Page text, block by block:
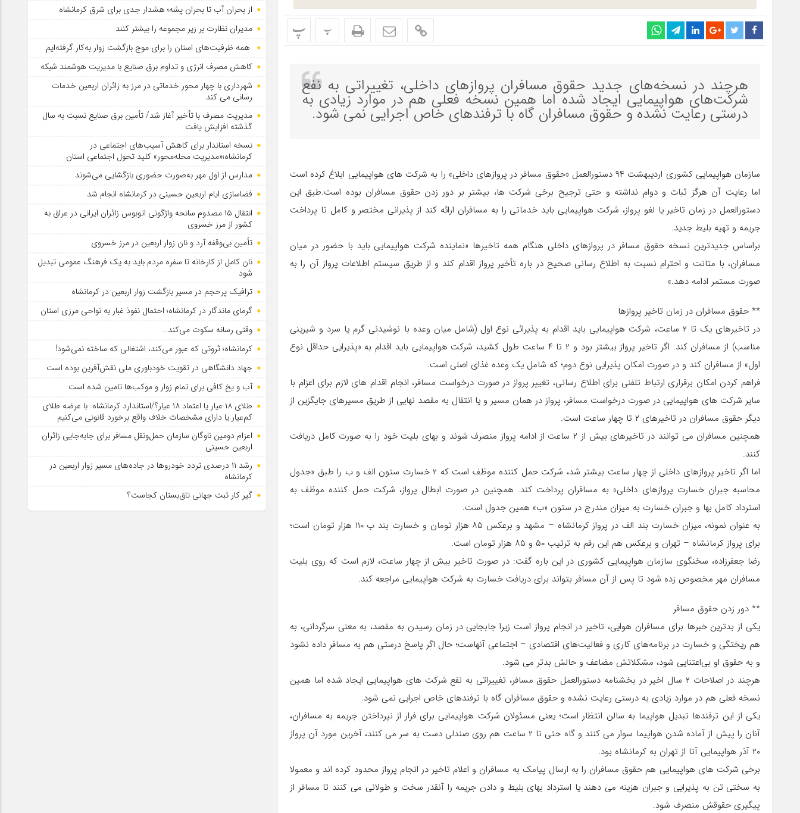
پ پ
هرچند در نسخه‌های جدید حقوق مسافران پروازهای داخلی، تغییراتی به نفع
شرکت‌های هواپیمایی ایجاد شده اما همین نسخه فعلی هم در موارد زیادی به
درستی رعایت نشده و حقوق مسافران گاه با ترفندهای خاص اجرایی نمی شود.
سازمان هواپیمایی کشوری اردیبهشت ۹۴ دستورالعمل «حقوق مسافر در پروازهای داخلی» را به شرکت های هواپیمایی ابلاغ کرده است
اما رعایت آن هرگز ثبات و دوام نداشته و حتی ترجیح برخی شرکت ها، بیشتر بر دور زدن حقوق مسافران بوده است.طبق این
دستورالعمل در زمان تاخیر یا لغو پرواز، شرکت هواپیمایی باید خدماتی را به مسافران ارائه کند از پذیرانی مختصر و کامل تا پرداخت
جریمه و تهیه بلیط جدید.
براساس جدیدترین نسخه حقوق مسافر در پروازهای داخلی هنگام همه تاخیرها «نماینده شرکت هواپیمایی باید با حضور در میان
مسافران، با متانت و احترام نسبت به اطلاع رسانی صحیح در باره تأخیر پرواز اقدام کند و از طریق سیستم اطلاعات پرواز آن را به
صورت مستمر ادامه دهد.»
** حقوق مسافران در زمان تاخیر پروازها
در تاخیرهای یک تا ۲ ساعت، شرکت هواپیمایی باید اقدام به پذیرائی نوع اول (شامل میان وعده با نوشیدنی گرم یا سرد و شیرینی
مناسب) از مسافران کند. اگر تاخیر پرواز بیشتر بود و ۲ تا ۴ ساعت طول کشید، شرکت هواپیمایی باید اقدام به «پذیرایی حداقل نوع
اول» از مسافران کند و در صورت امکان پذیرایی نوع دوم؛ که شامل یک وعده غذای اصلی است.
فراهم کردن امکان برقراری ارتباط تلفنی برای اطلاع رسانی، تغییر پرواز در صورت درخواست مسافر، انجام اقدام های لازم برای اعزام با
سایر شرکت های هواپیمایی در صورت درخواست مسافر، پرواز در همان مسیر و یا انتقال به مقصد نهایی از طریق مسیرهای جایگزین از
دیگر حقوق مسافران در تاخیرهای ۲ تا چهار ساعت است.
همچنین مسافران می توانند در تاخیرهای بیش از ۲ ساعت از ادامه پرواز منصرف شوند و بهای بلیت خود را به صورت کامل دریافت
کنند.
اما اگر تاخیر پروازهای داخلی از چهار ساعت بیشتر شد، شرکت حمل کننده موظف است که ۲ خسارت ستون الف و ب را طبق «جدول
محاسبه جبران خسارت پروازهای داخلی» به مسافران پرداخت کند. همچنین در صورت ابطال پرواز، شرکت حمل کننده موظف به
استرداد کامل بها و جبران خسارت به میزان مندرج در ستون «ب» همین جدول است.
به عنوان نمونه، میزان خسارت بند الف در پرواز کرمانشاه – مشهد و برعکس ۸۵ هزار تومان و خسارت بند ب ۱۱۰ هزار تومان است؛
برای پرواز کرمانشاه – تهران و برعکس هم این رقم به ترتیب ۵۰ و ۸۵ هزار تومان است.
رضا جعفرزاده، سخنگوی سازمان هواپیمایی کشوری در این باره گفت: در صورت تاخیر بیش از چهار ساعت، لازم است که روی بلیت
مسافران مهر مخصوص زده شود تا پس از آن مسافر بتواند برای دریافت خسارت به شرکت هواپیمایی مراجعه کند.
** دور زدن حقوق مسافر
یکی از بدترین خبرها برای مسافران هوایی، تاخیر در انجام پرواز است زیرا جابجایی در زمان رسیدن به مقصد، به معنی سرگردانی، به
هم ریختگی و خسارت در برنامه‌های کاری و فعالیت‌های اقتصادی – اجتماعی آنهاست؛ حال اگر پاسخ درستی هم به مسافر داده نشود
و به حقوق او بی‌اعتنایی شود، مشکلاتش مضاعف و حالش بدتر می شود.
هرچند در اصلاحات ۲ سال اخیر در بخشنامه دستورالعمل حقوق مسافر، تغییراتی به نفع شرکت های هواپیمایی ایجاد شده اما همین
نسخه فعلی هم در موارد زیادی به درستی رعایت نشده و حقوق مسافران گاه با ترفندهای خاص اجرایی نمی شود.
یکی از این ترفندها تبدیل هواپیما به سالن انتظار است؛ یعنی مسئولان شرکت هواپیمایی برای فرار از نپرداختن جریمه به مسافران،
آنان را پیش از آماده شدن هواپیما سوار می کنند و گاه حتی تا ۲ ساعت هم روی صندلی دست به سر می کنند، آخرین مورد آن پرواز
۲۰ آذر هواپیمایی آتا از تهران به کرمانشاه بود.
برخی شرکت های هواپیمایی هم حقوق مسافران را به ارسال پیامک به مسافران و اعلام تاخیر در انجام پرواز محدود کرده اند و معمولا
به سختی تن به پذیرایی و جبران هزینه می دهند یا استرداد بهای بلیط و دادن جریمه را آنقدر سخت و طولانی می کنند تا مسافر از
پیگیری حقوقش منصرف شود.
از بحران آب تا بحران پشه؛ هشدار جدی برای شرق کرمانشاه
مدیران نظارت بر زیر مجموعه را بیشتر کنند
همه ظرفیت‌های استان را برای موج بازگشت زوار به‌کار گرفته‌ایم
کاهش مصرف انرژی و تداوم برق صنایع با مدیریت هوشمند شبکه
شهرداری با چهار محور خدماتی در مرز به زائران اربعین خدمات
رسانی می کند
مدیریت مصرف با تأخیر آغاز شد/ تأمین برق صنایع نسبت به سال
گذشته افزایش یافت
نسخه استاندار برای کاهش آسیب‌های اجتماعی در
کرمانشاه؛«مدیریت محله‌محور» کلید تحول اجتماعی استان
مدارس از اول مهر به‌صورت حضوری بازگشایی می‌شوند
فضاسازی ایام اربعین حسینی در کرمانشاه انجام شد
انتقال ۱۵ مصدوم سانحه واژگونی اتوبوس زائران ایرانی در عراق به
کشور از مرز خسروی
تأمین بی‌وقفه آرد و نان زوار اربعین در مرز خسروی
نان کامل از کارخانه تا سفره مردم باید به یک فرهنگ عمومی تبدیل
شود
ترافیک پرحجم در مسیر بازگشت زوار اربعین در کرمانشاه
گرمای ماندگار در کرمانشاه؛ احتمال نفوذ غبار به نواحی مرزی استان
وقتی رسانه سکوت می‌کند…
کرمانشاه؛ ثروتی که عبور می‌کند، اشتغالی که ساخته نمی‌شود!
جهاد دانشگاهی در تقویت خودباوری ملی نقش‌آفرین بوده است
آب و یخ کافی برای تمام زوار و موکب‌ها تامین شده است
طلای ۱۸ عیار یا اعتماد ۱۸ عیار؟/استاندارد کرمانشاه: با عرضه طلای
کم‌عیار یا دارای مشخصات خلاف واقع برخورد قانونی می‌کنیم
اعزام دومین ناوگان سازمان حمل‌ونقل مسافر برای جابه‌جایی زائران
اربعین حسینی
رشد ۱۱ درصدی تردد خودروها در جاده‌های مسیر زوار اربعین در
کرمانشاه
گیر کار ثبت جهانی تاق‌بستان کجاست؟